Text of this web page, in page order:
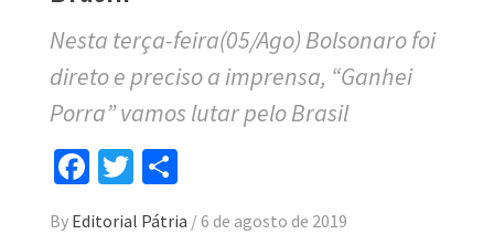
Nesta terça-feira(05/Ago) Bolsonaro foi
direto e preciso a imprensa, “Ganhei
Porra” vamos lutar pelo Brasil
Facebook
Twitter
By Editorial Pátria /6 de agosto de 2019